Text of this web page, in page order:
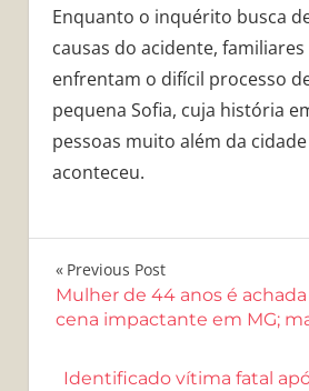
Enquanto o inquérito busca
causas do acidente, familiares
enfrentam o difícil processo
pequena Sofia, cuja história
pessoas muito além da
aconteceu.
Navegação
de
Post
Previous Post
Mulher de 44 anos é
cena impactante em MG;
Identificado vítima fatal